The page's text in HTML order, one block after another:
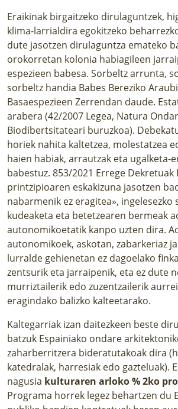
Eraikinak birgaitzeko dirulaguntzek,
klima-larrialdira egokitzeko
dute jasotzen dirulaguntza emateko
orokorretan kolonia habiagileen
espezieen babesa. Sorbeltz arrunta,
sorbeltz handia Babes Bereziko
Basaespezieen Zerrendan daude.
arabera (42/2007 Legea, Natura
Biodibertsitateari buruzkoa).
horiek nahita kaltetzea, molestatzea
haien habiak, arrautzak eta ugalketa-
babestuz. 853/2021 Errege Dekretuak
printzipioaren eskakizuna jasotzen
nabarmenik ez eragitea», ingelesezko
kudeaketa eta betetzearen bermeak
autonomikoetatik kanpo uzten dira.
autonomikoek, askotan, zabarkeriaz
lurralde gehienetan ez dagoelako
zentsurik eta jarraipenik, eta ez dute
murriztailerik edo zuzentzailerik
eragindako balizko kalteetarako.
Kaltegarriak izan daitezkeen beste
batzuk Espainiako ondare
zaharberritzera bideratutakoak dira
katedralak, harresiak edo gazteluak).
nagusia kulturaren arloko % 2ko
Programa horrek legez behartzen du